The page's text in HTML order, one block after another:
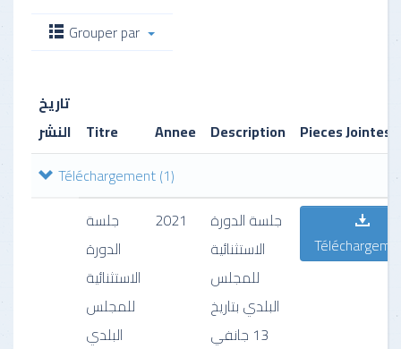
Grouper par
تاريخ
النشر Titre Annee Description Pieces Jointes
Téléchargement(1)
جلسة
الدورة
الاستثنائية
للمجلس
البلدي
2021
جلسة الدورة
الاستثنائية
للمجلس
البلدي بتاريخ
13 جانفي